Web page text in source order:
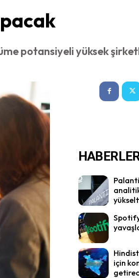
potansiyeli yüksek
Spotify
için